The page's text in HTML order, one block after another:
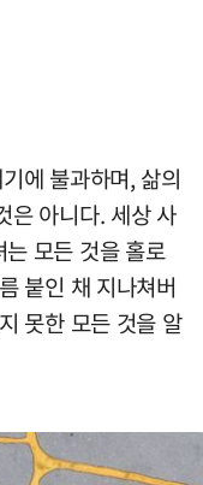
에 불과하며, 삶의
은 아니다. 세상 사
모든 것을 홀로
붙인 채 지나쳐버
못한 모든 것을 알